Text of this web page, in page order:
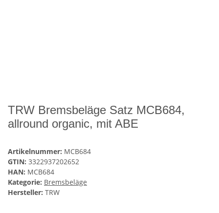
TRW Bremsbeläge Satz MCB684,
allround organic, mit ABE
Artikelnummer: MCB684
GTIN: 3322937202652
HAN: MCB684
Kategorie: Bremsbeläge
Hersteller: TRW